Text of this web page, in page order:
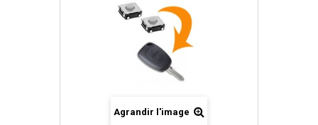
Agrandir l'image